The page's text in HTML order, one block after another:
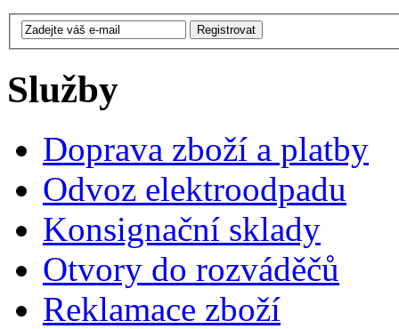
Služby
Doprava zboží a platby
Odvoz elektroodpadu
Konsignační sklady
Otvory do rozváděčů
Reklamace zboží